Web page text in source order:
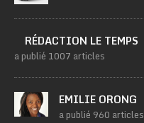
RÉDACTION LE TEMPS
a publié 1007 articles
EMILIE ORONG
a publié 960 articles